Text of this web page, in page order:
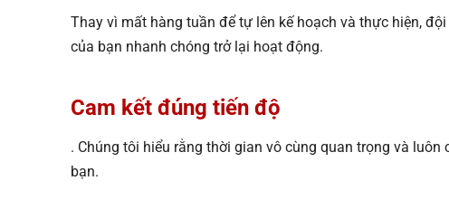
Thay vì mất hàng tuần để tự lên kế hoạch và thực hiện,
của bạn nhanh chóng trở lại hoạt động.
Cam kết đúng tiến độ
. Chúng tôi hiểu rằng thời gian vô cùng quan trọng và
bạn.